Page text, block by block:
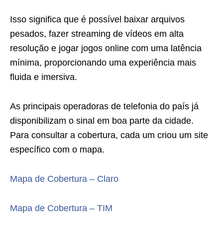
Isso significa que é possível baixar arquivos
pesados, fazer streaming de vídeos em alta
resolução e jogar jogos online com uma latência
mínima, proporcionando uma experiência mais
fluida e imersiva.
As principais operadoras de telefonia do país já
disponibilizam o sinal em boa parte da cidade.
Para consultar a cobertura, cada um criou um site
específico com o mapa.
Mapa de Cobertura – Claro
Mapa de Cobertura – TIM